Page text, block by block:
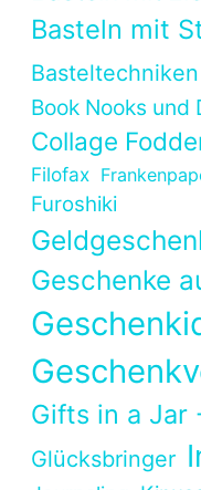
Basteln mit
Basteltechniken
Book Nooks und
Collage
Filofax
Furoshiki
Geschenke
Gifts in a Jar
Glücksbringer